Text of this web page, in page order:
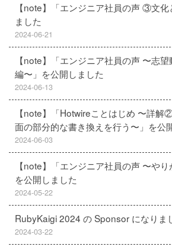
【note】「エンジニア社員の声 ③文
ました
2024-06-21
【note】「エンジニア社員の声 〜志
編〜」を公開しました
2024-06-13
【note】「Hotwireことはじめ 〜詳
面の部分的な書き換えを行う〜」を公
2024-06-03
【note】「エンジニア社員の声 〜やり
を公開しました
2024-05-22
RubyKaigi 2024 の Sponsor になりま
2024-03-22